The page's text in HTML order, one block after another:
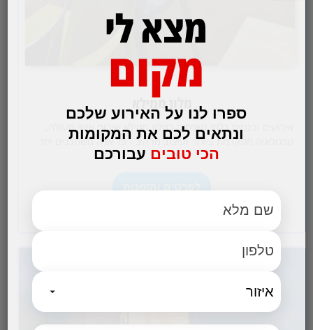
מלון ממילא
אירועים וכנסים בלתי נשכחים במלון ממילא שירות אישי מעולה,
טכנולוגיה מתקדמת ביותר ועיצוב מרהיב - כל אלה משתלבים יחד
מצא לי
מקום
ספרו לנו על האירוע שלכם
ונתאים לכם את המקומות
הכי טובים עבורכם